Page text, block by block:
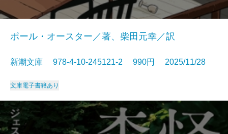
ポール・オースター／著、柴田元幸／訳
新潮文庫 978-4-10-245121-2 990円 2025/11/28
文庫電子書籍あり